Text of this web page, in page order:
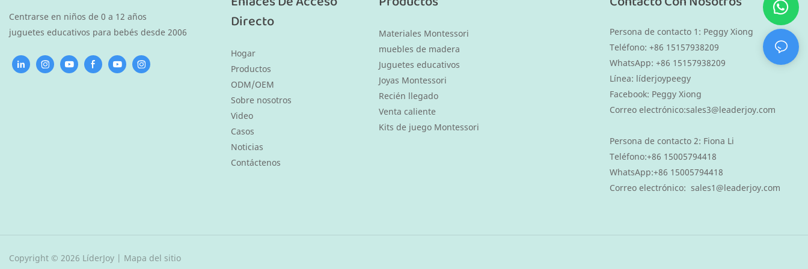
Centrarse en niños de 0 a 12 años
juguetes educativos para bebés desde 2006
Directo
Hogar
Productos
ODM/OEM
Sobre nosotros
Video
Casos
Noticias
Contáctenos
Materiales Montessori
muebles de madera
Juguetes educativos
Joyas Montessori
Recién llegado
Venta caliente
Kits de juego Montessori
Persona de contacto 1: Peggy Xiong
Teléfono: +86 15157938209
WhatsApp: +86 15157938209
Línea: líderjoypeegy
Facebook: Peggy Xiong
Correo electrónico:sales3@leaderjoy.com
Persona de contacto 2: Fiona Li
Teléfono:+86 15005794418
WhatsApp:+86 15005794418
Correo electrónico: sales1@leaderjoy.com
Copyright © 2026 LíderJoy | Mapa del sitio